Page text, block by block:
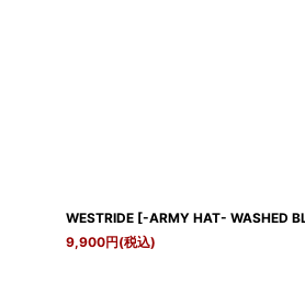
WESTRIDE [-ARMY HAT- WASHED
9,900円(税込)